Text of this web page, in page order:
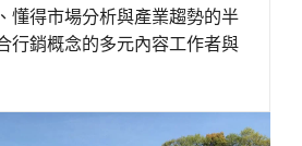
懂得市場分析與產業趨勢的半
行銷概念的多元內容工作者與